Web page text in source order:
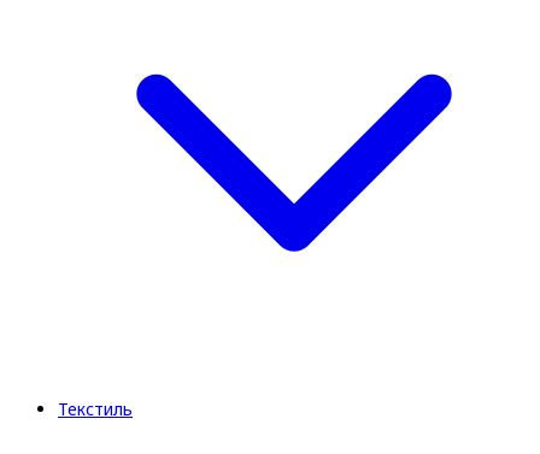
Текстиль